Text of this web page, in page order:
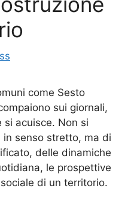
come Sesto
sui giornali,
si acuisce. Non si
senso stretto, ma di
delle dinamiche
le prospettive
di un territorio.